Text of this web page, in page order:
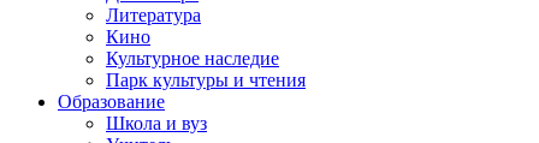
Литература
Кино
Культурное наследие
Парк культуры и чтения
Образование
Школа и вуз